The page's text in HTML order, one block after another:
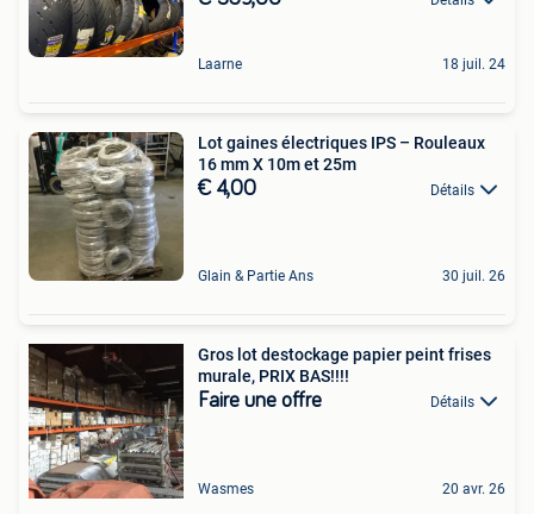
Laarne 18 juil. 24
Lot gaines électriques IPS – Rouleaux
16 mm X 10m et 25m
€ 4,00 Détails
Glain & Partie Ans 30 juil. 26
Gros lot destockage papier peint frises
murale, PRIX BAS!!!!
Faire une offre Détails
Wasmes 20 avr. 26